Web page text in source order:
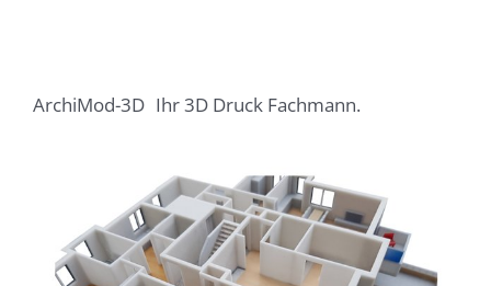
ArchiMod-3D Ihr 3D Druck Fachmann.